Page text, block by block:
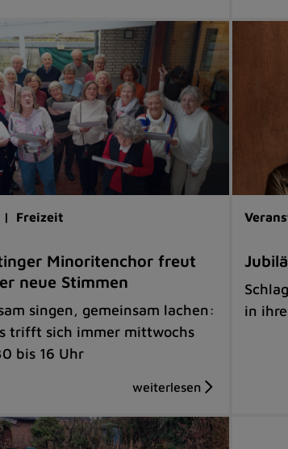
| Freizeit
Minoritenchor freut
neue Stimmen
singen, gemeinsam lachen:
trifft sich immer mittwochs
bis 16 Uhr
in